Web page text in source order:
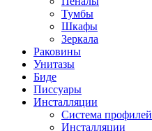
Тумбы
Шкафы
Зеркала
Раковины
Унитазы
Биде
Писсуары
Инсталляции
Система профилей
Инсталляции